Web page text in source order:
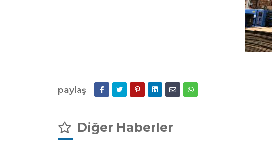
paylaş
Diğer Haberler